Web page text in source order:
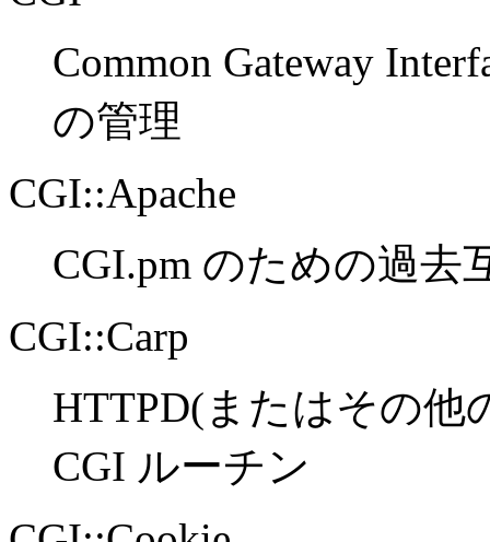
Common Gateway
の管理
CGI::Apache
CGI.pm のための過去
CGI::Carp
HTTPD(またはその他
CGI ルーチン